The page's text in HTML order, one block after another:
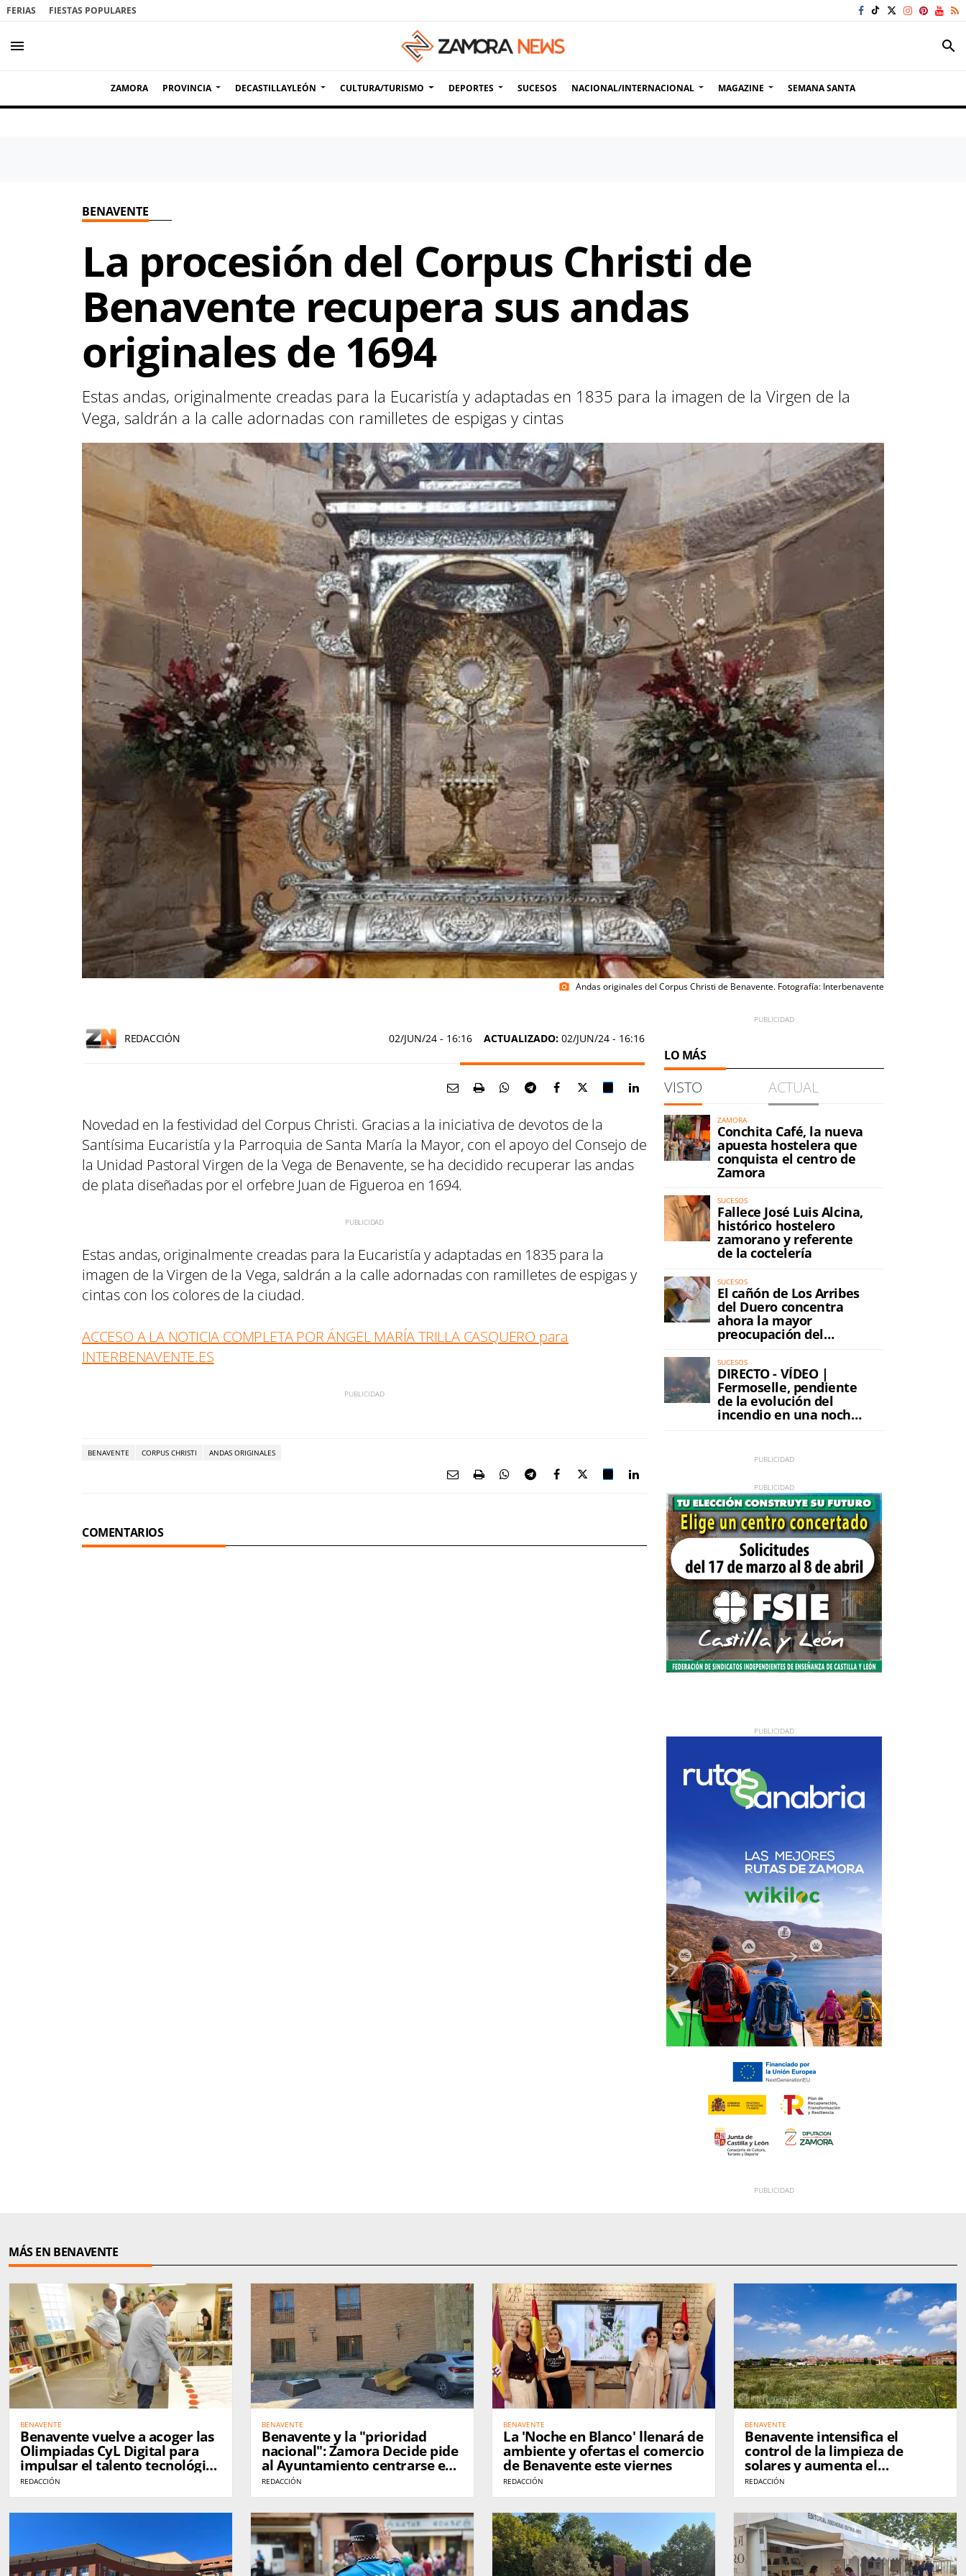
FERIAS FIESTAS POPULARES
menu search
ZAMORA PROVINCIA DECASTILLAYLEÓN CULTURA/TURISMO DEPORTES SUCESOS NACIONAL/INTERNACIONAL MAGAZINE SEMANA SANTA
BENAVENTE
La procesión del Corpus Christi de
Benavente recupera sus andas
originales de 1694
Estas andas, originalmente creadas para la Eucaristía y adaptadas en 1835 para la imagen de la Virgen de la
Vega, saldrán a la calle adornadas con ramilletes de espigas y cintas
photo_camera Andas originales del Corpus Christi de Benavente. Fotografía: Interbenavente
REDACCIÓN 02/JUN/24 - 16:16 ACTUALIZADO: 02/JUN/24 - 16:16
Novedad en la festividad del Corpus Christi. Gracias a la iniciativa de devotos de la
Santísima Eucaristía y la Parroquia de Santa María la Mayor, con el apoyo del Consejo de
la Unidad Pastoral Virgen de la Vega de Benavente, se ha decidido recuperar las andas
de plata diseñadas por el orfebre Juan de Figueroa en 1694.
Estas andas, originalmente creadas para la Eucaristía y adaptadas en 1835 para la
imagen de la Virgen de la Vega, saldrán a la calle adornadas con ramilletes de espigas y
cintas con los colores de la ciudad.
ACCESO A LA NOTICIA COMPLETA POR ÁNGEL MARÍA TRILLA CASQUERO para
INTERBENAVENTE.ES
BENAVENTE CORPUS CHRISTI ANDAS ORIGINALES
COMENTARIOS
LO MÁS
VISTO ACTUAL
ZAMORA
Conchita Café, la nueva
apuesta hostelera que
conquista el centro de
Zamora
SUCESOS
Fallece José Luis Alcina,
histórico hostelero
zamorano y referente
de la coctelería
SUCESOS
El cañón de Los Arribes
del Duero concentra
ahora la mayor
preocupación del
incendio
SUCESOS
DIRECTO - VÍDEO |
Fermoselle, pendiente
de la evolución del
incendio en una noche
MÁS EN BENAVENTE
BENAVENTE
Benavente vuelve a acoger las
Olimpiadas CyL Digital para
impulsar el talento tecnológico
entre los más jóvenes
REDACCIÓN
BENAVENTE
Benavente y la "prioridad
nacional": Zamora Decide pide
al Ayuntamiento centrarse en
los problemas de la ciudad
REDACCIÓN
BENAVENTE
La 'Noche en Blanco' llenará de
ambiente y ofertas el comercio
de Benavente este viernes
REDACCIÓN
BENAVENTE
Benavente intensifica el
control de la limpieza de
solares y aumenta el
cumplimiento de los
propietarios
REDACCIÓN